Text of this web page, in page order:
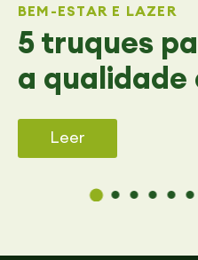
5 truques
a qualidade
BEM-ESTAR E LAZER
Leer